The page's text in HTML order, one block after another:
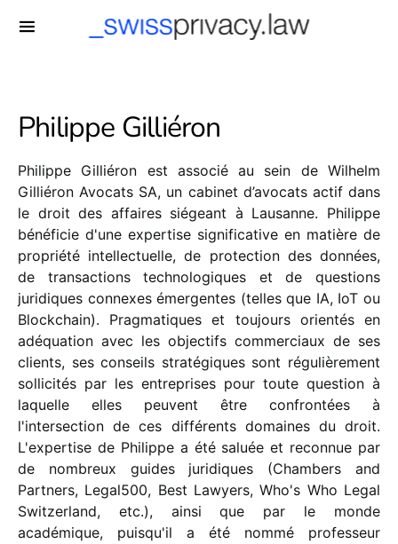
Philippe Gilliéron
Philippe Gilliéron est associé au sein de Wilhelm
Gilliéron Avocats SA, un cabinet d’avocats actif dans
le droit des affaires siégeant à Lausanne. Philippe
bénéficie d'une expertise significative en matière de
propriété intellectuelle, de protection des données,
de transactions technologiques et de questions
juridiques connexes émergentes (telles que IA, IoT ou
Blockchain). Pragmatiques et toujours orientés en
adéquation avec les objectifs commerciaux de ses
clients, ses conseils stratégiques sont régulièrement
sollicités par les entreprises pour toute question à
laquelle elles peuvent être confrontées à
l'intersection de ces différents domaines du droit.
L'expertise de Philippe a été saluée et reconnue par
de nombreux guides juridiques (Chambers and
Partners, Legal500, Best Lawyers, Who's Who Legal
Switzerland, etc.), ainsi que par le monde
académique, puisqu'il a été nommé professeur